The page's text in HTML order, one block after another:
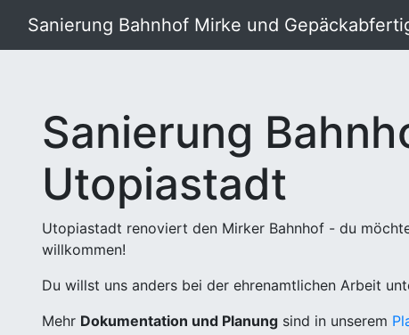
Sanierung Bahnhof Mirke und
Sanierung
Utopiastadt
Utopiastadt renoviert den Mirker Bahnhof - du
willkommen!
Du willst uns anders bei der ehrenamtlichen Arbeit
Mehr Dokumentation und Planung sind in unserem